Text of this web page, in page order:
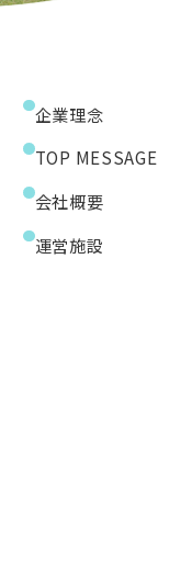
企業理念
TOP MESSAGE
会社概要
運営施設